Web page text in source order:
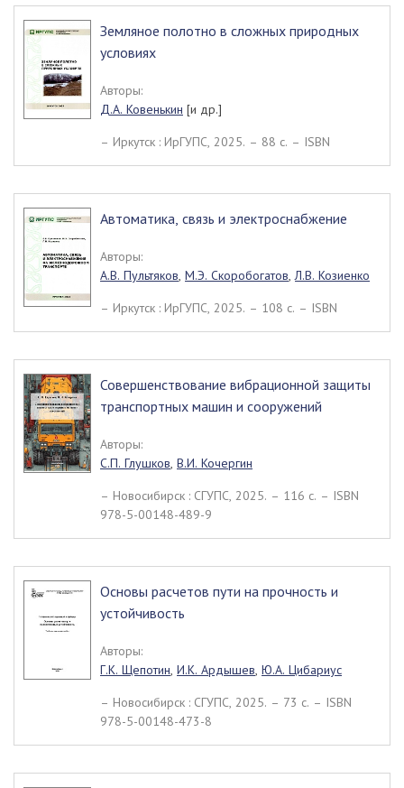
Земляное полотно в сложных природных
условиях
Авторы:
Д.А. Ковенькин [и др.]
– Иркутск : ИрГУПС, 2025. – 88 c. – ISBN
Автоматика, связь и электроснабжение
Авторы:
А.В. Пультяков, М.Э. Скоробогатов,Л.В. Козиенко
– Иркутск : ИрГУПС, 2025. – 108 c. – ISBN
Совершенствование вибрационной защиты
транспортных машин и сооружений
Авторы:
С.П. Глушков, В.И. Кочергин
– Новосибирск : СГУПС, 2025. – 116 c. – ISBN
978-5-00148-489-9
Основы расчетов пути на прочность и
устойчивость
Авторы:
Г.К. Щепотин, И.К. Ардышев, Ю.А. Цибариус
– Новосибирск : СГУПС, 2025. – 73 c. – ISBN
978-5-00148-473-8